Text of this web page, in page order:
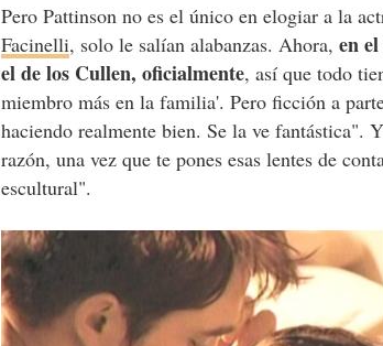
Pero Pattinson no es el único en elogiar a la
Facinelli, solo le salían alabanzas. Ahora,en
el de los Cullen, oficialmente, así que todo
miembro más en la familia'. Pero ficción a
haciendo realmente bien. Se la ve fantástica".
razón, una vez que te pones esas lentes de
escultural".